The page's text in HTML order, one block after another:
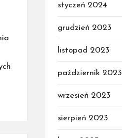
styczeń 2024
grudzień 2023
listopad 2023
październik 2023
wrzesień 2023
sierpień 2023